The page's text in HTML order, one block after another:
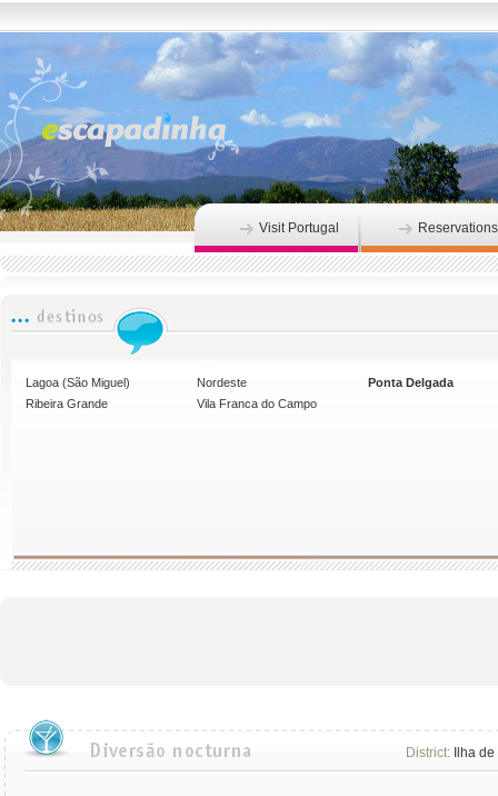
Visit Portugal Reservations
Lagoa (São Miguel) Nordeste
Ponta Delgada
Ribeira Grande
Vila Franca do Campo
District: Ilha